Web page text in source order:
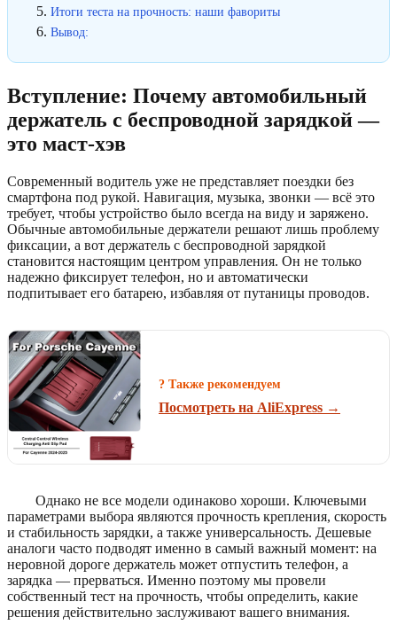
Итоги теста на прочность: наши фавориты
Вывод:
Вступление: Почему автомобильный
держатель с беспроводной зарядкой —
это маст-хэв
Современный водитель уже не представляет поездки без
смартфона под рукой. Навигация, музыка, звонки — всё это
требует, чтобы устройство было всегда на виду и заряжено.
Обычные автомобильные держатели решают лишь проблему
фиксации, а вот держатель с беспроводной зарядкой
становится настоящим центром управления. Он не только
надежно фиксирует телефон, но и автоматически
подпитывает его батарею, избавляя от путаницы проводов.
? Также рекомендуем
Посмотреть на AliExpress →
Однако не все модели одинаково хороши. Ключевыми
параметрами выбора являются прочность крепления, скорость
и стабильность зарядки, а также универсальность. Дешевые
аналоги часто подводят именно в самый важный момент: на
неровной дороге держатель может отпустить телефон, а
зарядка — прерваться. Именно поэтому мы провели
собственный тест на прочность, чтобы определить, какие
решения действительно заслуживают вашего внимания.